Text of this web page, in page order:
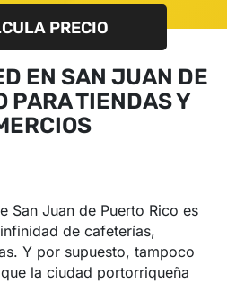
PRECIO
EN SAN JUAN DE
PARA TIENDAS Y
San Juan de Puerto Rico es
de cafeterías,
Y por supuesto, tampoco
la ciudad portorriqueña